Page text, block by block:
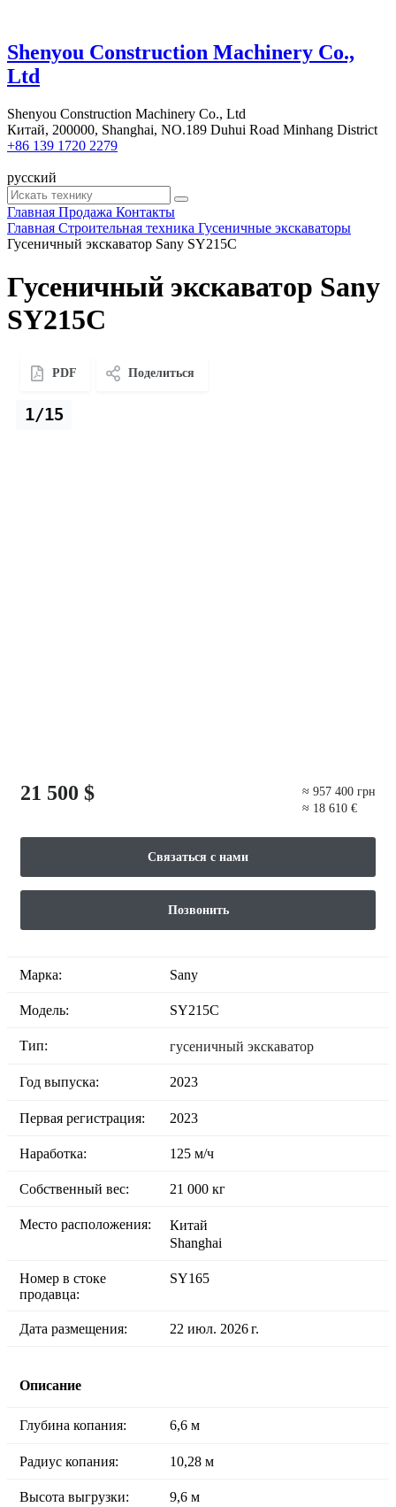
Shenyou Construction Machinery Co.,
Ltd
Shenyou Construction Machinery Co., Ltd
Китай, 200000, Shanghai, NO.189 Duhui Road Minhang District
+86 139 1720 2279
русский
Главная Продажа Контакты
Главная Строительная техника Гусеничные экскаваторы
Гусеничный экскаватор Sany SY215C
Гусеничный экскаватор Sany
SY215C
PDF Поделиться
1/15
21 500 $
≈ 957 400 грн
≈ 18 610 €
Связаться с нами
Позвонить
Марка: Sany
Модель: SY215C
Тип: гусеничный экскаватор
Год выпуска: 2023
Первая регистрация: 2023
Наработка: 125 м/ч
Собственный вес: 21 000 кг
Место расположения:
Китай
Shanghai
Номер в стоке
продавца:
SY165
Дата размещения: 22 июл. 2026 г.
Описание
Глубина копания: 6,6 м
Радиус копания: 10,28 м
Высота выгрузки: 9,6 м